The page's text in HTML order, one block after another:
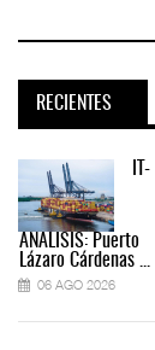
RECIENTES
IT-
ANÁLISIS: Puerto
Lázaro Cárdenas ...
06 AGO 2026